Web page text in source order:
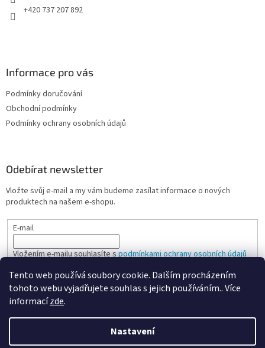
Tento web používá soubory cookie. Dalším procházením
tohoto webu vyjadřujete souhlas s jejich používáním.. Více
informacízde.
Nastavení
+420 737 207 892
Informace pro vás
Podmínky doručování
Obchodní podmínky
Podmínky ochrany osobních údajů
Odebírat newsletter
Vložte svůj e-mail a my vám budeme zasílat informace o nových
produktech na našem e-shopu.
E-mail
Vložením e-mailu souhlasíte spodmínkami ochrany osobních údajů
PŘIHLÁSIT SE
Vytvořil Shoptet